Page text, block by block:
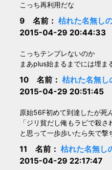
こっち再利用だな
9 名前： 枯れた名無し
2015-04-29 20:44:33
こっちテンプレないのか
まあplus始まるまでには埋ま
10 名前： 枯れた名無
2015-04-29 20:51:45
原始56F初めて到達したが死
「ジリ貧だし俺もラビで殺さ
と思って一歩歩いたら矢で撃
11 名前： 枯れた名無し
2015-04-29 22:17:47